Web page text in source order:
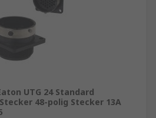
UTG 24 Standard
48-polig Stecker 13A